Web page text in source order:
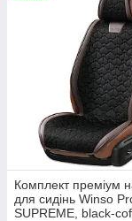
Комплект преміум
для сидінь Winso
SUPREME, black-